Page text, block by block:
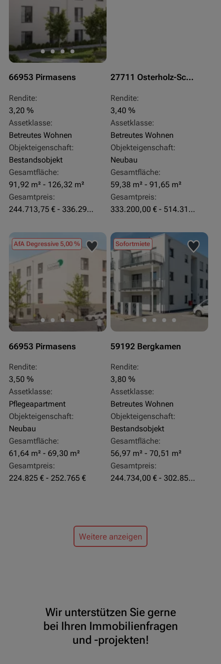
66953 Pirmasens
Rendite:
3,20 %
Assetklasse:
Betreutes Wohnen
Objekteigenschaft:
Bestandsobjekt
Gesamtfläche:
91,92 m² - 126,32 m²
Gesamtpreis:
244.713,75 € - 336.292 €
27711 Osterholz-Scharmbeck
Rendite:
3,40 %
Assetklasse:
Betreutes Wohnen
Objekteigenschaft:
Neubau
Gesamtfläche:
59,38 m² - 91,65 m²
Gesamtpreis:
333.200,00 € - 514.310,00 €
AfA Degressive 5,00 %
66953 Pirmasens
Rendite:
3,50 %
Assetklasse:
Pflegeapartment
Objekteigenschaft:
Neubau
Gesamtfläche:
61,64 m² - 69,30 m²
Gesamtpreis:
224.825 € - 252.765 €
Sofortmiete
59192 Bergkamen
Rendite:
3,80 %
Assetklasse:
Betreutes Wohnen
Objekteigenschaft:
Bestandsobjekt
Gesamtfläche:
56,97 m² - 70,51 m²
Gesamtpreis:
244.734,00 € - 302.855,00 €
Weitere anzeigen
Wir unterstützen Sie gerne
bei Ihren Immobilienfragen
und -projekten!